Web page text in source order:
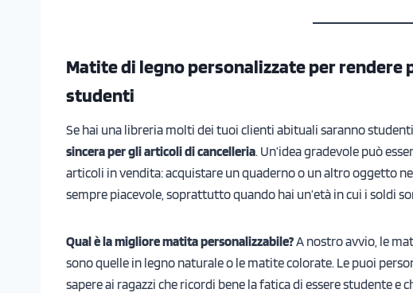
Matite di legno personalizzateper rendere
studenti
Se hai una libreria molti dei tuoi clienti abituali saranno
sincera per gli articoli di cancelleria. Un’idea gradevole può
articoli in vendita: acquistare un quaderno o un altro oggetto
sempre piacevole, soprattutto quando hai un’età in cui i soldi
Qual è la migliore matita personalizzabile?A nostro avvio, le
sono quelle in legno naturale o le matite colorate. Le puoi
sapere ai ragazzi che ricordi bene la fatica di essere studente e